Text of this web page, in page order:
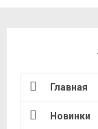
Главная
Новинки